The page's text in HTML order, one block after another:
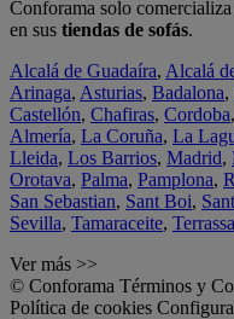
Conforama solo
en sus tiendas de sofás.
Alcalá de Guadaíra, Alcalá
Arinaga, Asturias, Badalona,
Castellón, Chafiras, Cordoba,
Almería, La Coruña, La
Lleida, Los Barrios, Madrid,
Orotava, Palma, Pamplona,
San Sebastian, Sant Boi,
Sevilla, Tamaraceite, Terrassa
Ver más >>
© Conforama Términos y
Política de cookies